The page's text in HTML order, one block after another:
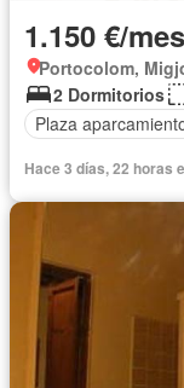
1.150 €/mes
Portocolom,
2 Dormitorios
Plaza
Hace 3 días, 22 horas